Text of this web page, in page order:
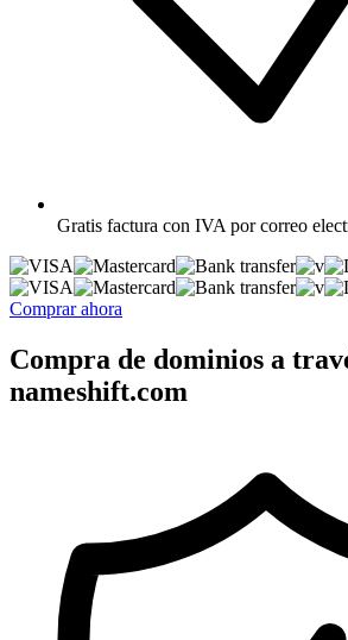
Gratis factura con IVA por correo
Comprar ahora
Compra de dominios a
nameshift.com